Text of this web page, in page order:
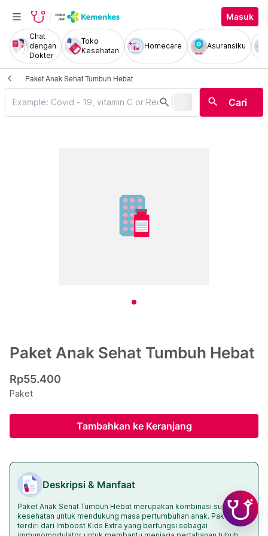
Masuk
Chat
dengan
Dokter
Toko
Kesehatan
Homecare Asuransiku
Paket Anak Sehat Tumbuh Hebat
search search Cari
Paket Anak Sehat Tumbuh Hebat
Rp55.400
Paket
Tambahkan ke Keranjang
Deskripsi & Manfaat
Paket Anak Sehat Tumbuh Hebat merupakan kombinasi suplemen
kesehatan untuk mendukung masa pertumbuhan anak. Paket ini
terdiri dari Imboost Kids Extra yang berfungsi sebagai